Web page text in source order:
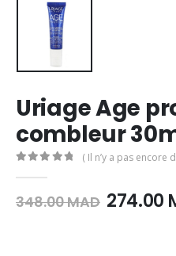
Uriage Age
combleur
( Il n’y a pas encore
348.00MAD Le
274.00